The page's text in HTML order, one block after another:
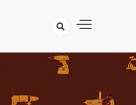
อช่างไม้